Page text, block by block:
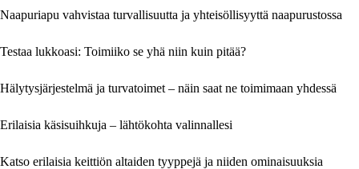
Naapuriapu vahvistaa turvallisuutta ja yhteisöllisyyttä naapurustossa
Testaa lukkoasi: Toimiiko se yhä niin kuin pitää?
Hälytysjärjestelmä ja turvatoimet – näin saat ne toimimaan yhdessä
Erilaisia käsisuihkuja – lähtökohta valinnallesi
Katso erilaisia keittiön altaiden tyyppejä ja niiden ominaisuuksia